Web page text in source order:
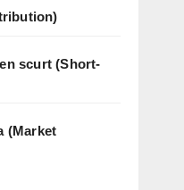
scurt (Short-
(Market